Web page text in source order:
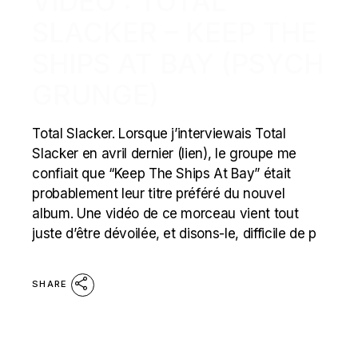
Total Slacker. Lorsque j’interviewais Total
Slacker en avril dernier (lien), le groupe me
confiait que “Keep The Ships At Bay” était
probablement leur titre préféré du nouvel
album. Une vidéo de ce morceau vient tout
juste d’être dévoilée, et disons-le, difficile de p
SHARE